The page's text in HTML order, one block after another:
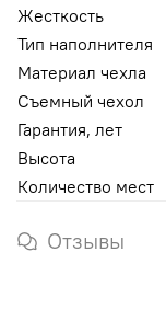
Жесткость
Тип наполнителя
Материал чехла
Съемный чехол
Гарантия, лет
Высота
Количество мест
Отзывы